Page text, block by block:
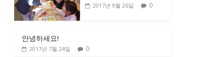
2017년 9월 26일 0
안녕하세요!
2017년 7월 24일 0